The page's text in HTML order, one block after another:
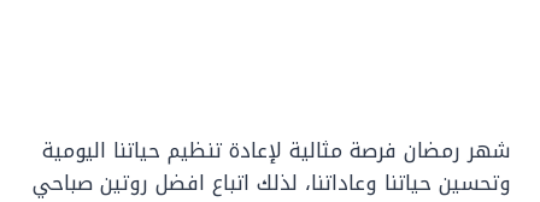
شهر رمضان فرصة مثالية لإعادة تنظيم حياتنا اليومية
وتحسين حياتنا وعاداتنا، لذلك اتباع افضل روتين صباحي